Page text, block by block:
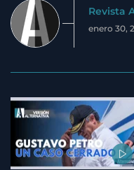
Revista
enero 30,